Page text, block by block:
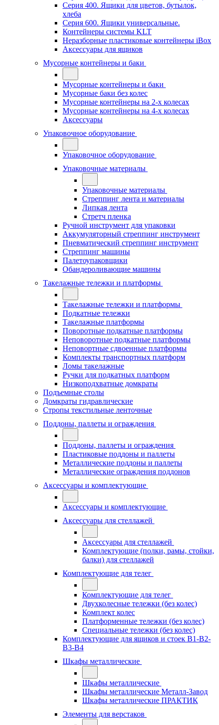
Серия 400. Ящики для цветов, бутылок,
хлеба
Серия 600. Ящики универсальные.
Контейнеры системы KLT
Неразборные пластиковые контейнеры iBox
Аксессуары для ящиков
Мусорные контейнеры и баки
Мусорные контейнеры и баки
Мусорные баки без колес
Мусорные контейнеры на 2-х колесах
Мусорные контейнеры на 4-х колесах
Аксессуары
Упаковочное оборудование
Упаковочное оборудование
Упаковочные материалы
Упаковочные материалы
Стреппинг лента и материалы
Липкая лента
Стретч пленка
Ручной инструмент для упаковки
Аккумуляторный стреппинг инструмент
Пневматический стреппинг инструмент
Стреппинг машины
Палетоупаковщики
Обандероливающие машины
Такелажные тележки и платформы
Такелажные тележки и платформы
Подкатные тележки
Такелажные платформы
Поворотные подкатные платформы
Неповоротные подкатные платформы
Неповортные сдвоенные платформы
Комплекты транспортных платформ
Ломы такелажные
Ручки для подкатных платформ
Низкоподхватные домкраты
Подъемные столы
Домкраты гидравлические
Стропы текстильные ленточные
Поддоны, паллеты и ограждения
Поддоны, паллеты и ограждения
Пластиковые поддоны и паллеты
Металлические поддоны и паллеты
Металлические ограждения поддонов
Аксессуары и комплектующие
Аксессуары и комплектующие
Аксессуары для стеллажей
Аксессуары для стеллажей
Комплектующие (полки, рамы, стойки,
балки) для стеллажей
Комплектующие для телег
Комплектующие для телег
Двухколесные тележки (без колес)
Комплект колес
Платформенные тележки (без колес)
Специальные тележки (без колес)
Комплектующие для ящиков и стоек В1-В2-
В3-В4
Шкафы металлические
Шкафы металлические
Шкафы металлические Металл-Завод
Шкафы металлические ПРАКТИК
Элементы для верстаков